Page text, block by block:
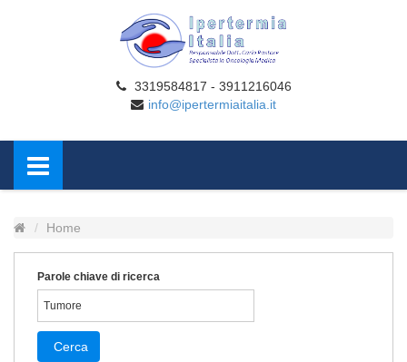
3319584817 - 3911216046
info@ipertermiaitalia.it
Home
Parole chiave di ricerca
Cerca